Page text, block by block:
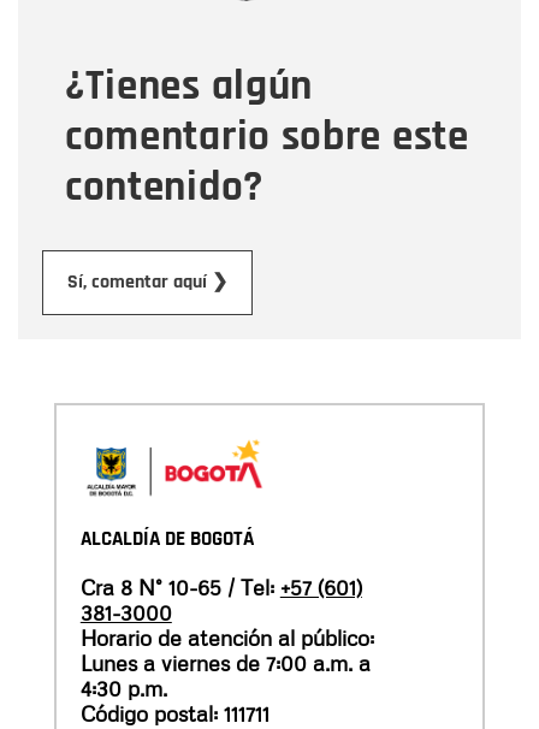
¿Tienes algún
comentario sobre este
contenido?
Sí, comentar aquí ❯
Mensaje
ALCALDÍA DE BOGOTÁ
Cra 8 N° 10-65 / Tel: +57 (601)
381-3000
Horario de atención al público:
Lunes a viernes de 7:00 a.m. a
4:30 p.m.
Código postal: 111711